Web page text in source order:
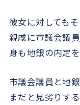
彼女に対しても
親戚に市議会議
身も地銀の内定
市議会議員と地
まだと見劣りす